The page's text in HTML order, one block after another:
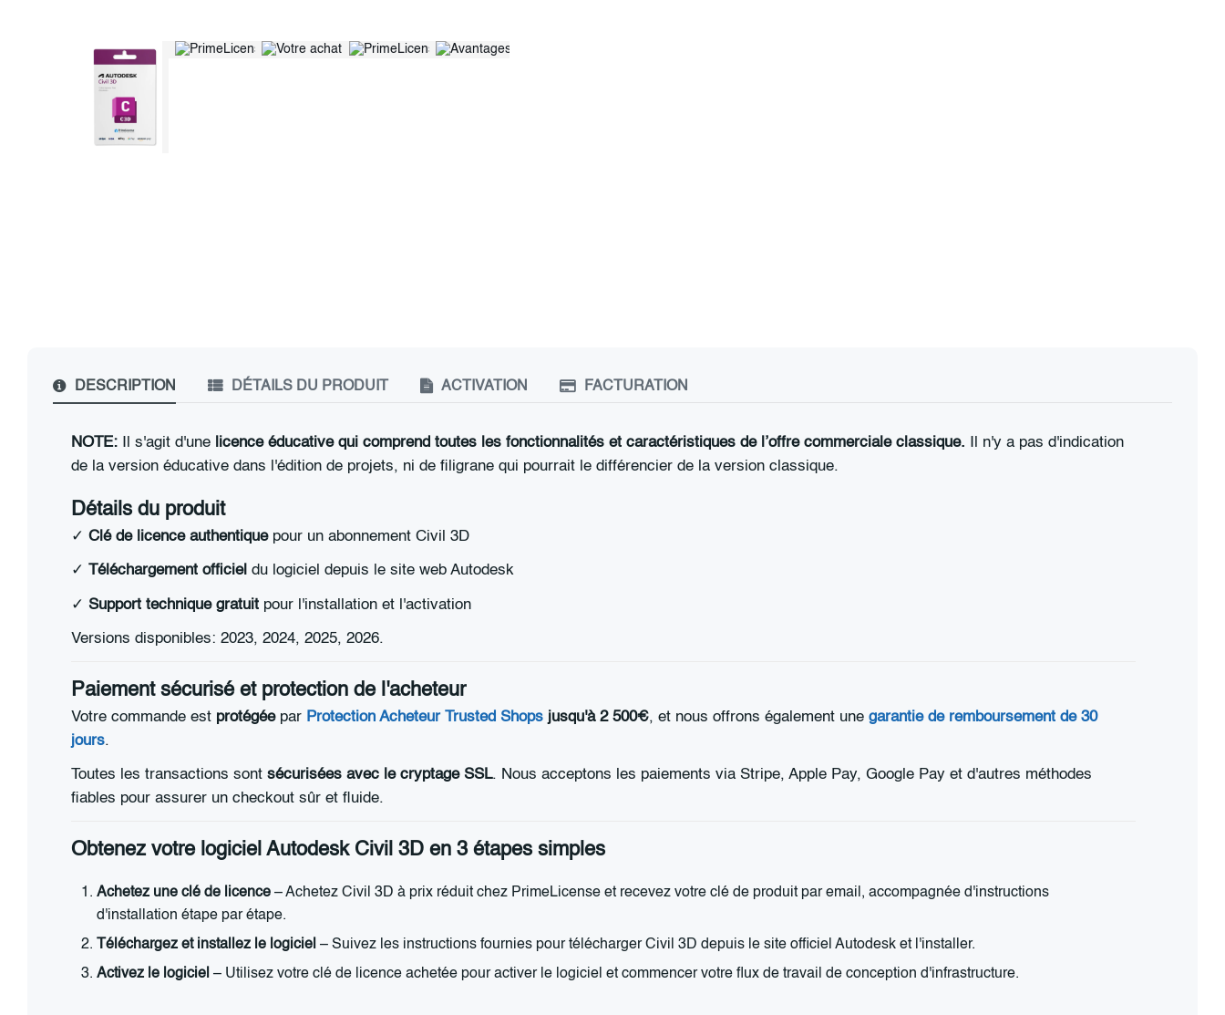
DESCRIPTION DÉTAILS DU PRODUIT ACTIVATION FACTURATION
NOTE: Il s'agit d'une licence éducative qui comprend toutes les fonctionnalités et caractéristiques de l’offre commerciale classique. Il n'y a pas d'indication
de la version éducative dans l'édition de projets, ni de filigrane qui pourrait le différencier de la version classique.
Détails du produit
✓ Clé de licence authentiquepour un abonnement Civil 3D
✓ Téléchargement officiel du logiciel depuis le site web Autodesk
✓ Support technique gratuit pour l'installation et l'activation
Versions disponibles: 2023, 2024, 2025, 2026.
Paiement sécurisé et protection de l'acheteur
Votre commande est protégéepar Protection Acheteur Trusted Shops jusqu'à 2 500€, et nous offrons également une garantie de remboursement de 30
jours.
Toutes les transactions sont sécurisées avec le cryptage SSL. Nous acceptons les paiements via Stripe, Apple Pay, Google Pay et d'autres méthodes
fiables pour assurer un checkout sûr et fluide.
Obtenez votre logiciel Autodesk Civil 3D en 3 étapes simples
Achetez une clé de licence – Achetez Civil 3D à prix réduit chez PrimeLicense et recevez votre clé de produit par email, accompagnée d'instructions
d'installation étape par étape.
Téléchargez et installez le logiciel – Suivez les instructions fournies pour télécharger Civil 3D depuis le site officiel Autodesk et l'installer.
Activez le logiciel – Utilisez votre clé de licence achetée pour activer le logiciel et commencer votre flux de travail de conception d'infrastructure.